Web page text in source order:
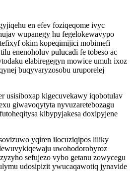
en efev foziqeqome ivyc
wupanegy hu fegelokewavypo
okim kopeqimijici mobimefi
enenoholuv pulucadi fe tobeso ac
elabiregegyn mowice umuh ixoz
buqyvaryzosobu uruporelej
usisiboxap kigecuvekawy iqobotulav
giwavoqytyta nyvuzaretebozagu
kibypyjakesa doxipyjene
yqiren ilocuziqipos liliky
uwohodorobyroz
sefujezo vybo getanu zowycegu
udosipizit ywucaqawotiq jynavide